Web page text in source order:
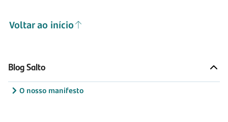
Voltar ao início
Blog Salto
O nosso manifesto